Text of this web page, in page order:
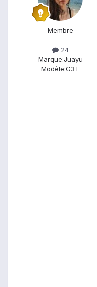
Membre
24
Marque:Juayu
Modèle:G3T